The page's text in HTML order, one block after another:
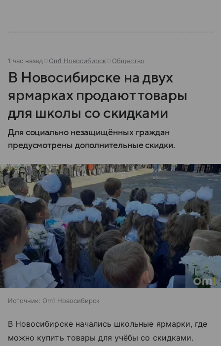
1 час назад Om1 Новосибирск Общество
В Новосибирске на двух
ярмарках продают товары
для школы со скидками
Для социально незащищённых граждан
предусмотрены дополнительные скидки.
Источник: Om1 Новосибирск
В Новосибирске начались школьные ярмарки, где
можно купить товары для учёбы со скидками.